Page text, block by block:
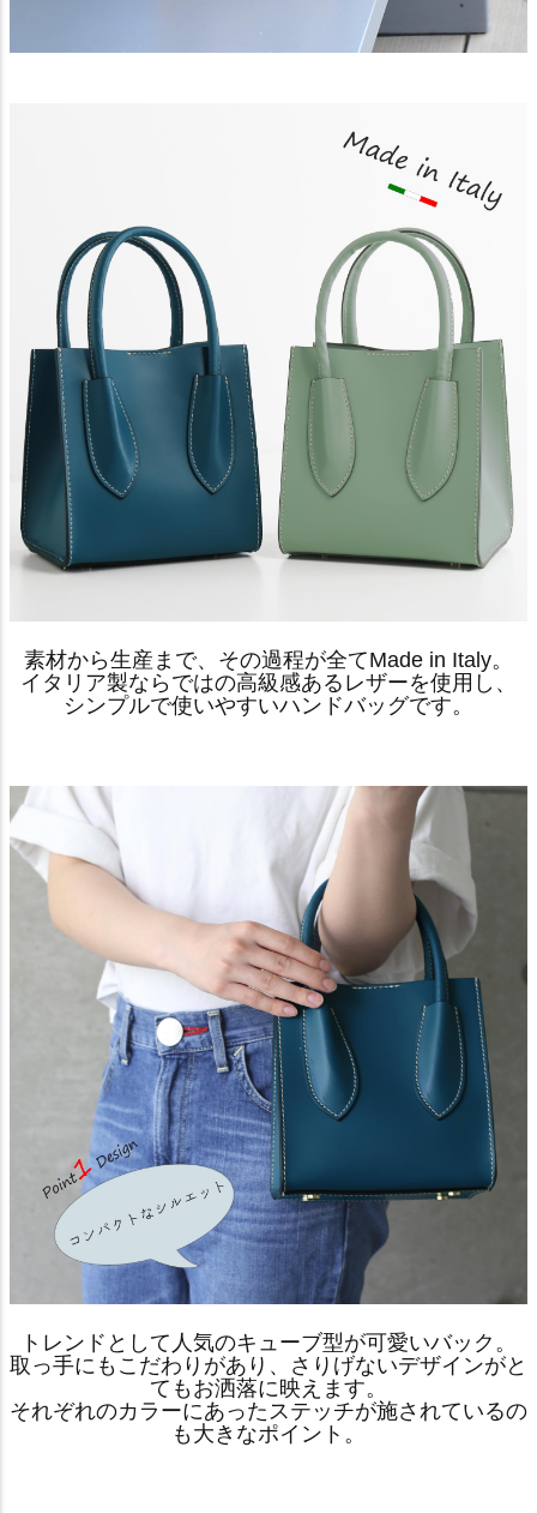
素材から生産まで、その過程が全てMade in Italy。
イタリア製ならではの高級感あるレザーを使用し、
シンプルで使いやすいハンドバッグです。
トレンドとして人気のキューブ型が可愛いバック。
取っ手にもこだわりがあり、さりげないデザインがと
てもお洒落に映えます。
それぞれのカラーにあったステッチが施されているの
も大きなポイント。